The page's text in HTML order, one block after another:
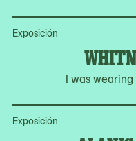
Exposición
I was
Exposición